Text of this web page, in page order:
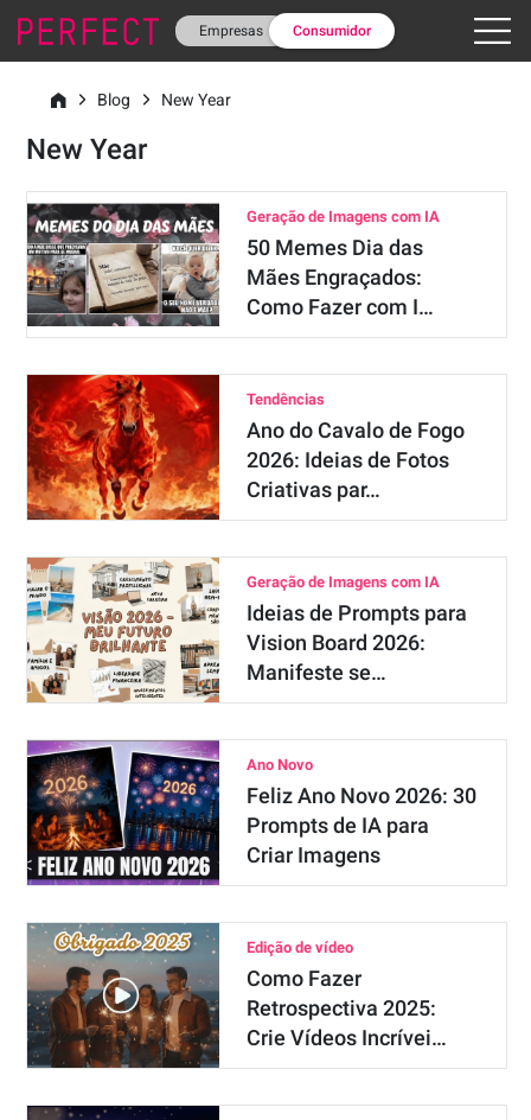
Empresas Consumidor
Blog New Year
New Year
Geração de Imagens com IA
50 Memes Dia das
Mães Engraçados:
Como Fazer com I…
Tendências
Ano do Cavalo de Fogo
2026: Ideias de Fotos
Criativas par…
Geração de Imagens com IA
Ideias de Prompts para
Vision Board 2026:
Manifeste se…
Ano Novo
Feliz Ano Novo 2026: 30
Prompts de IA para
Criar Imagens
Edição de vídeo
Como Fazer
Retrospectiva 2025:
Crie Vídeos Incrívei…